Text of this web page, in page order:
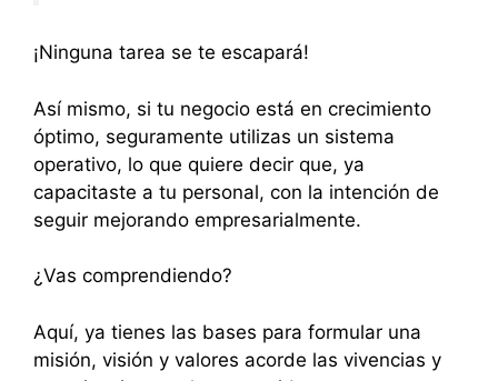
¡Ninguna tarea se te escapará!
Así mismo, si tu negocio está en crecimiento
óptimo, seguramente utilizas un sistema
operativo, lo que quiere decir que, ya
capacitaste a tu personal, con la intención de
seguir mejorando empresarialmente.
¿Vas comprendiendo?
Aquí, ya tienes las bases para formular una
misión, visión y valores acorde las vivencias y